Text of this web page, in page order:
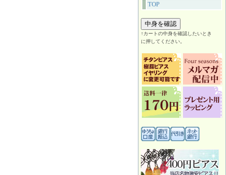
TOP
↑カートの中身を確認したいとき
に押してください。